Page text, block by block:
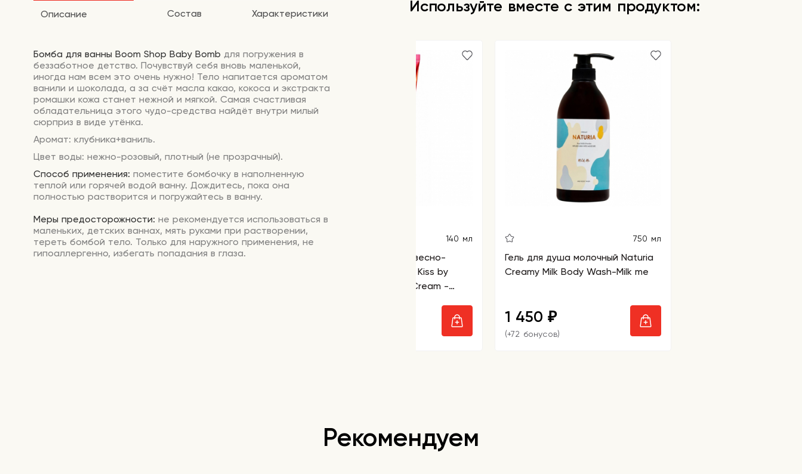
Описание Состав Характеристики
Бомба для ванны Boom Shop Baby Bomb для погружения в
беззаботное детство. Почувствуй себя вновь маленькой,
иногда нам всем это очень нужно! Тело напитается ароматом
ванили и шоколада, а за счёт масла какао, кокоса и экстракта
ромашки кожа станет нежной и мягкой. Самая счастливая
обладательница этого чудо-средства найдёт внутри милый
сюрприз в виде утёнка.
Аромат: клубника+ваниль.
Цвет воды: нежно-розовый, плотный (не прозрачный).
Способ применения: поместите бомбочку в наполненную
теплой или горячей водой ванну. Дождитесь, пока она
полностью растворится и погружайтесь в ванну.
Меры предосторожности: не рекомендуется использоваться в
маленьких, детских ваннах, мять руками при растворении,
тереть бомбой тело. Только для наружного применения, не
гипоаллергенно, избегать попадания в глаза.
Используйте вместе с этим продуктом:
140 мл
Крем для тела с древесно-
мускусным ароматом Kiss by
Rosemine Fragrance Cream -
750 мл
Гель для душа молочный Naturia
Creamy Milk Body Wash-Milk me
1 450 ₽
(+72 бонусов)
Рекомендуем